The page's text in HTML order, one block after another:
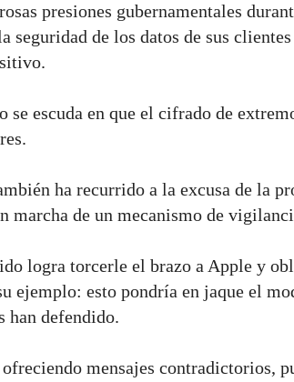
presiones gubernamentales
seguridad de los datos de sus
se escuda en que el cifrado de
ha recurrido a la excusa de la
marcha de un mecanismo de
logra torcerle el brazo a Apple y
ejemplo: esto pondría en jaque el
han defendido.
mensajes contradictorios,